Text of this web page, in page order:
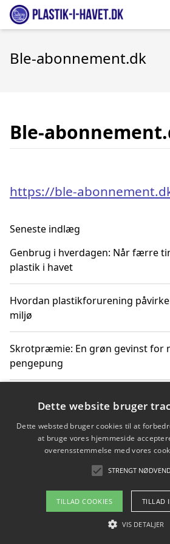
Ble-abonnement.dk
Ble-
https://ble-
Seneste indlæg
Genbrug i hverdagen: Når færre
plastik i havet
Hvordan plastikforurening
miljø
Skrotpræmie: En grøn gevinst for
pengepung
Hvordan blåfade med rist kan
plastik i havet
Spil kasinospil på et troværdigt
guide til sikker og sjov
Copyright 2026 -
Om / kontakt
Dette website bruger
Dette websted bruger cookies til at
at bruge vores hjemmeside
overensstemmelse med vores
STRENGT
TILLAD COOKIES TILLAD
VIS DETALJER